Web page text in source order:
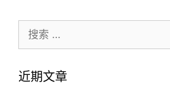
索：
近期文章